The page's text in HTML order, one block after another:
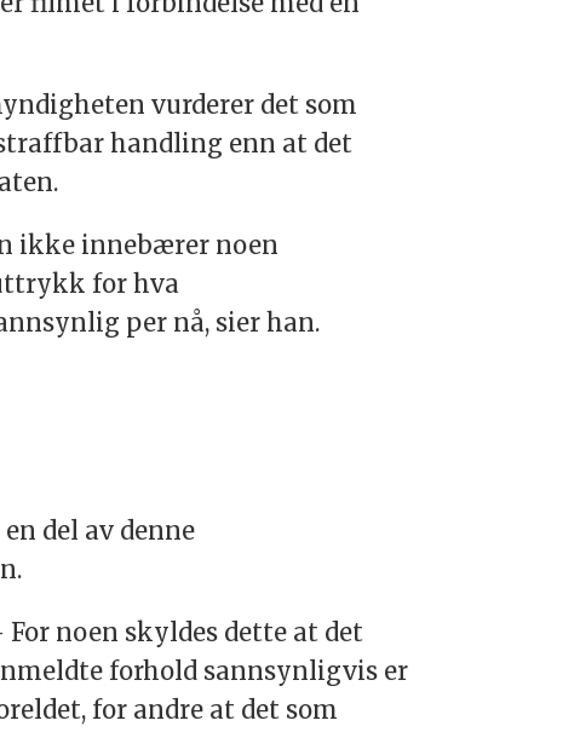
vurderer det som
handling enn at det
ikke innebærer noen
for hva
per nå, sier han.
del av denne
For noen skyldes dette at det
forhold sannsynligvis er
for andre at det som